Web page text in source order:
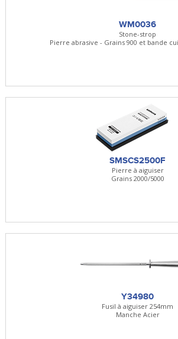
WM0036
Stone-strop
Pierre abrasive - Grains 900 et bande
SMSCS2500F
Pierre à aiguiser
Grains 2000/5000
Y34980
Fusil à aiguiser 254mm
Manche Acier